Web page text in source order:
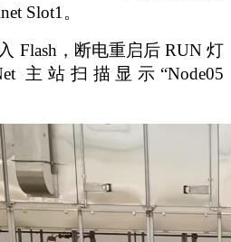
Slot1。
Flash，断电重启后 RUN 灯
主站扫描显示“Node05